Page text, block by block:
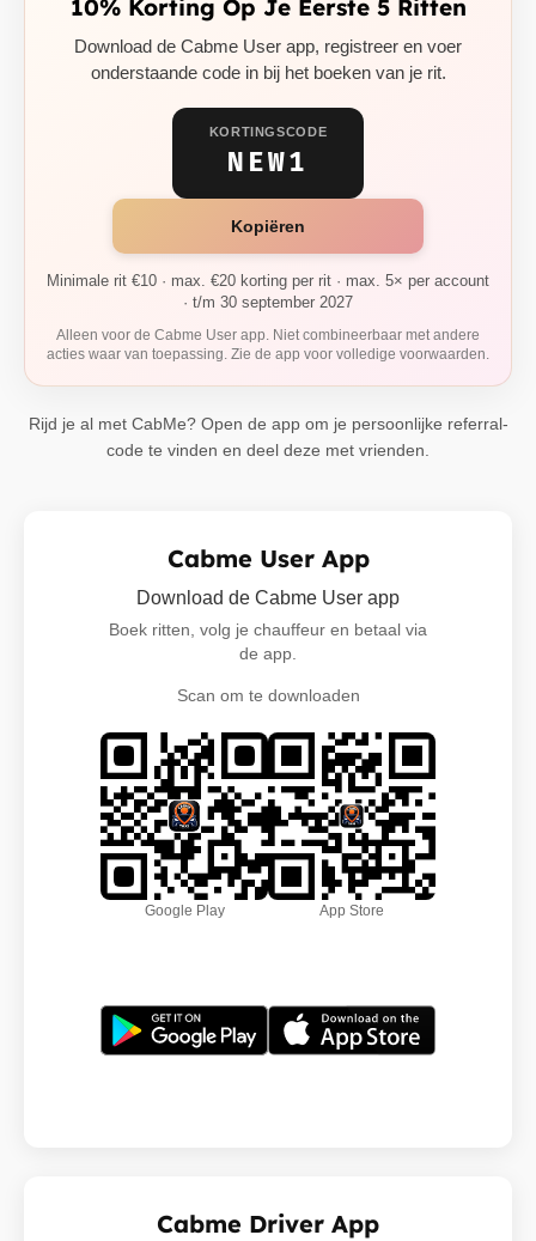
10% Korting Op Je Eerste 5 Ritten
Download de Cabme User app, registreer en voer
onderstaande code in bij het boeken van je rit.
KORTINGSCODE
NEW1
Kopiëren
Minimale rit €10 · max. €20 korting per rit · max. 5× per account
· t/m 30 september 2027
Alleen voor de Cabme User app. Niet combineerbaar met andere
acties waar van toepassing. Zie de app voor volledige voorwaarden.
Rijd je al met CabMe? Open de app om je persoonlijke referral-
code te vinden en deel deze met vrienden.
Cabme User App
Download de Cabme User app
Boek ritten, volg je chauffeur en betaal via
de app.
Scan om te downloaden
Google Play App Store
Cabme Driver App